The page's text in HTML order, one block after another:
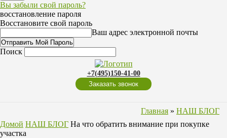
Вы забыли свой пароль?
восстановление пароля
Восстановите свой пароль
Ваш адрес электронной почты
Поиск
+7(495)150-41-00
Заказать звонок
Главная » НАШ БЛОГ
Домой НАШ БЛОГ На что обратить внимание при покупке
участка